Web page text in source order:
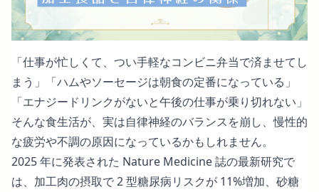
「仕事が忙しくて、つい手軽なコンビニ弁当で済ませてし
まう」「ハムやソーセージは朝食の定番になっている」
「エナジードリンクがないと午後の仕事が乗り切れない」
そんな食生活が、実は自律神経のバランスを崩し、慢性的
な疲労や不調の原因になっているかもしれません。
2025 年に発表された Nature Medicine 誌の最新研究で
は、加工肉の摂取で 2 型糖尿病リスクが 11%増加、砂糖